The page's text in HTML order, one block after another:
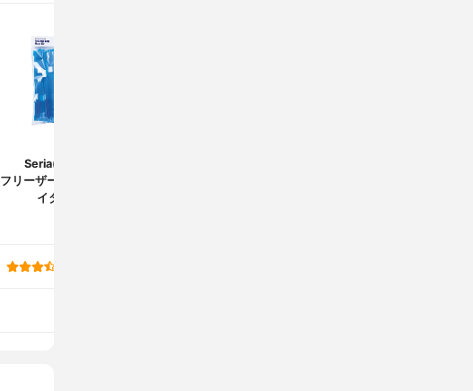
Seria(セリア)
フリーザーバッグ スラ
イダー付